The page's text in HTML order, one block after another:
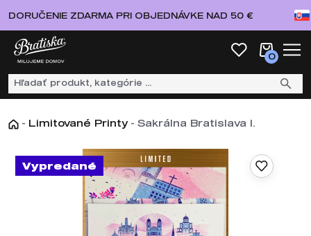
DORUČENIE ZDARMA PRI OBJEDNÁVKE NAD 50 €
0
- Limitované Printy - Sakrálna Bratislava I.
Vypredané